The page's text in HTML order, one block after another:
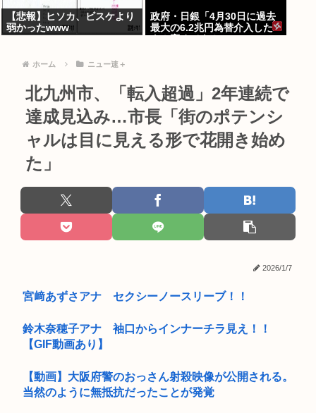
【悲報】ヒソカ、ビスケより
弱かったwww
政府・日銀「4月30日に過去
最大の6.2兆円為替介入した
ホーム ニュー速＋
北九州市、「転入超過」2年連続で
達成見込み…市長「街のポテンシ
ャルは目に見える形で花開き始め
た」
2026/1/7
宮﨑あずさアナ セクシーノースリーブ！！
鈴木奈穂子アナ 袖口からインナーチラ見え！！
【GIF動画あり】
【動画】大阪府警のおっさん射殺映像が公開される。
当然のように無抵抗だったことが発覚